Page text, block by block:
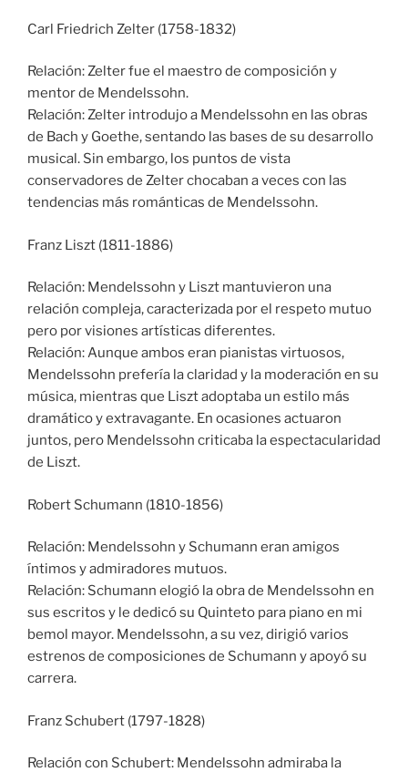
Carl Friedrich Zelter (1758-1832)
Relación: Zelter fue el maestro de composición y
mentor de Mendelssohn.
Relación: Zelter introdujo a Mendelssohn en las obras
de Bach y Goethe, sentando las bases de su desarrollo
musical. Sin embargo, los puntos de vista
conservadores de Zelter chocaban a veces con las
tendencias más románticas de Mendelssohn.
Franz Liszt (1811-1886)
Relación: Mendelssohn y Liszt mantuvieron una
relación compleja, caracterizada por el respeto mutuo
pero por visiones artísticas diferentes.
Relación: Aunque ambos eran pianistas virtuosos,
Mendelssohn prefería la claridad y la moderación en su
música, mientras que Liszt adoptaba un estilo más
dramático y extravagante. En ocasiones actuaron
juntos, pero Mendelssohn criticaba la espectacularidad
de Liszt.
Robert Schumann (1810-1856)
Relación: Mendelssohn y Schumann eran amigos
íntimos y admiradores mutuos.
Relación: Schumann elogió la obra de Mendelssohn en
sus escritos y le dedicó su Quinteto para piano en mi
bemol mayor. Mendelssohn, a su vez, dirigió varios
estrenos de composiciones de Schumann y apoyó su
carrera.
Franz Schubert (1797-1828)
Relación con Schubert: Mendelssohn admiraba la